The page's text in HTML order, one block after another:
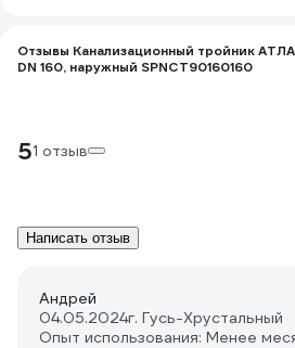
Отзывы Канализационный тройник
DN 160, наружный SPNCT90160160
51 отзыв
Написать отзыв
Андрей
04.05.2024г. Гусь-Хрустальный
Опыт использования: Менее